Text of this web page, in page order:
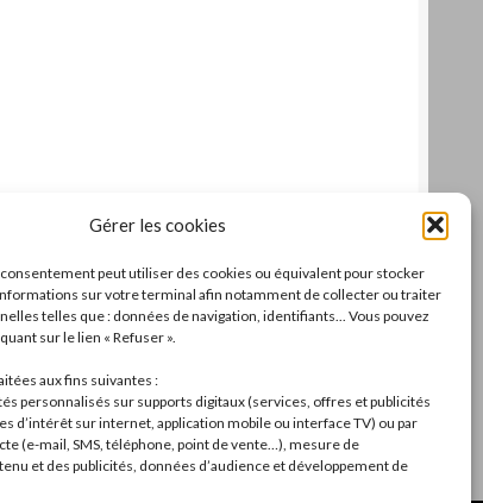
Gérer les cookies
consentement peut utiliser des cookies ou équivalent pour stocker
sur votre terminal afin notamment de collecter ou traiter
telles que : données de navigation, identifiants... Vous pouvez
sur le lien « Refuser ».
aux fins suivantes :
personnalisés sur supports digitaux (services, offres et publicités
d’intérêt sur internet, application mobile ou interface TV) ou par
(e-mail, SMS, téléphone, point de vente…), mesure de
et des publicités, données d’audience et développement de